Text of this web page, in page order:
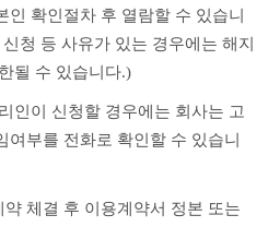
인 확인절차 후 열람할 수 있습니
청 등 사유가 있는 경우에는 해지
될 수 있습니다.)
인이 신청할 경우에는 회사는 고
여부를 전화로 확인할 수 있습니
체결 후 이용계약서 정본 또는